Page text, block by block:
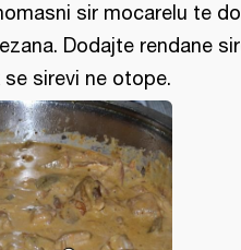
sir mocarelu te
Dodajte rendane
sirevi ne otope.